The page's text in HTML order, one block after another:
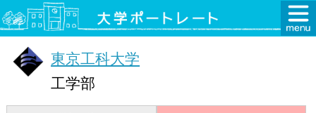
東京工科大学
工学部